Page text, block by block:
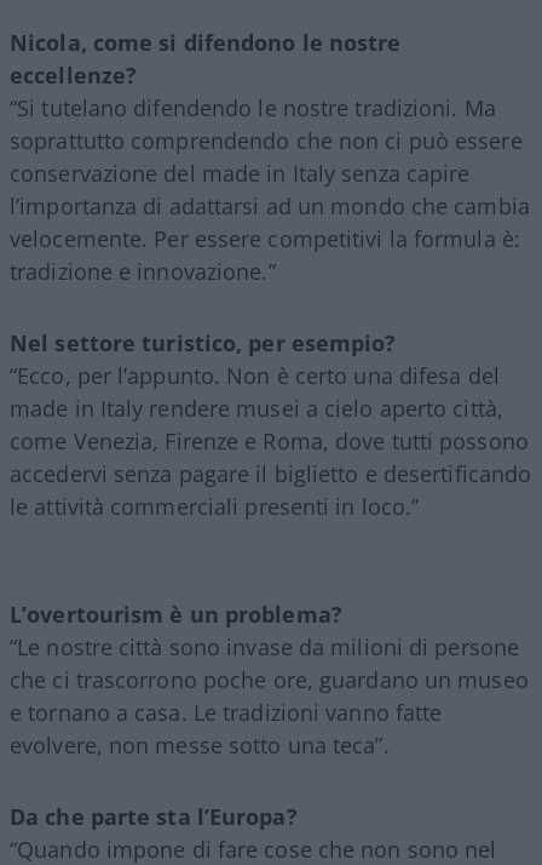
Nicola, come si difendono le nostre
eccellenze?
“Si tutelano difendendo le nostre tradizioni. Ma
soprattutto comprendendo che non ci può essere
conservazione del made in Italy senza capire
l’importanza di adattarsi ad un mondo che cambia
velocemente. Per essere competitivi la formula è:
tradizione e innovazione.”
Nel settore turistico, per esempio?
“Ecco, per l’appunto. Non è certo una difesa del
made in Italy rendere musei a cielo aperto città,
come Venezia, Firenze e Roma, dove tutti possono
accedervi senza pagare il biglietto e desertificando
le attività commerciali presenti in loco.”
L’overtourism è un problema?
“Le nostre città sono invase da milioni di persone
che ci trascorrono poche ore, guardano un museo
e tornano a casa. Le tradizioni vanno fatte
evolvere, non messe sotto una teca”.
Da che parte sta l’Europa?
“Quando impone di fare cose che non sono nel